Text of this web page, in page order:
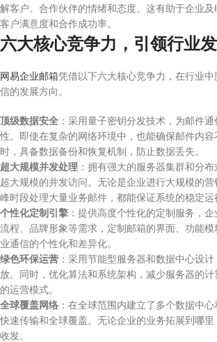
解客户、合作伙伴的情绪和态度。这有助于企业
客户满意度和合作成功率。
六大核心竞争力，引领行业
网易企业邮箱凭借以下六大核心竞争力，在行业
信的发展方向。
顶级数据安全 ：采用量子密钥分发技术，为邮件
性。即使在复杂的网络环境中，也能确保邮件内容
时，具备数据备份和恢复机制，防止数据丢失。
超大规模并发处理 ：拥有强大的服务器集群和分
超大规模的并发访问。无论是企业进行大规模的
峰时段处理大量业务邮件，都能保证系统的稳定运
个性化定制引擎 ：提供高度个性化的定制服务，
流程、品牌形象等需求，定制邮箱的界面、功能
业通信的个性化和差异化。
绿色环保运营 ：采用节能型服务器和数据中心设
放。同时，优化算法和系统架构，减少服务器的
的运营模式。
全球覆盖网络 ：在全球范围内建立了多个数据中
快速传输和全球覆盖。无论企业的业务拓展到哪
收发。